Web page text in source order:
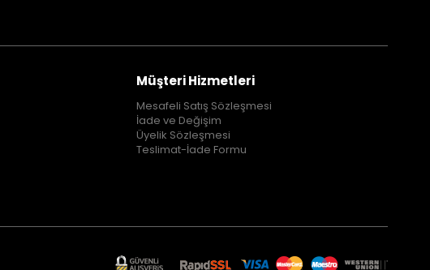
Müşteri Hizmetleri
Mesafeli Satış Sözleşmesi
İade ve Değişim
Üyelik Sözleşmesi
Teslimat-İade Formu